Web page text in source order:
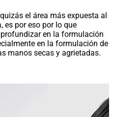
el área más expuesta al
es por eso por lo que
en la formulación
en la formulación de
manos secas y agrietadas.